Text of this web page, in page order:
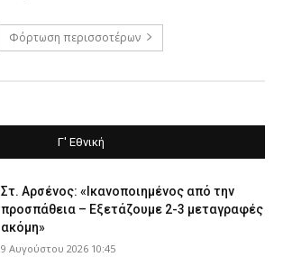
Φόρτωση περισσοτέρων
Γ' Εθνική
Στ. Αρσένος: «Ικανοποιημένος από την
προσπάθεια – Εξετάζουμε 2-3 μεταγραφές
ακόμη»
9 Αυγούστου 2026 10:45